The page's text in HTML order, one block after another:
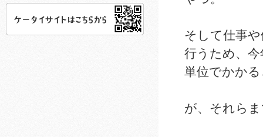
そして仕事
行うため、
単位でかか
が、それら